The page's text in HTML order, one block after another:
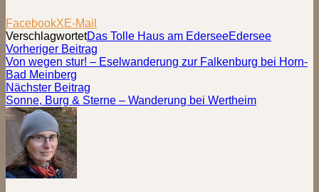
FacebookXE-Mail
VerschlagwortetDas Tolle Haus am EderseeEdersee
Beitragsnavigation
Vorheriger Beitrag
Beitrag:
Von wegen stur! – Eselwanderung zur Falkenburg bei Horn-
Bad Meinberg
Nächster Beitrag
Beitrag:
Sonne, Burg & Sterne – Wanderung bei Wertheim